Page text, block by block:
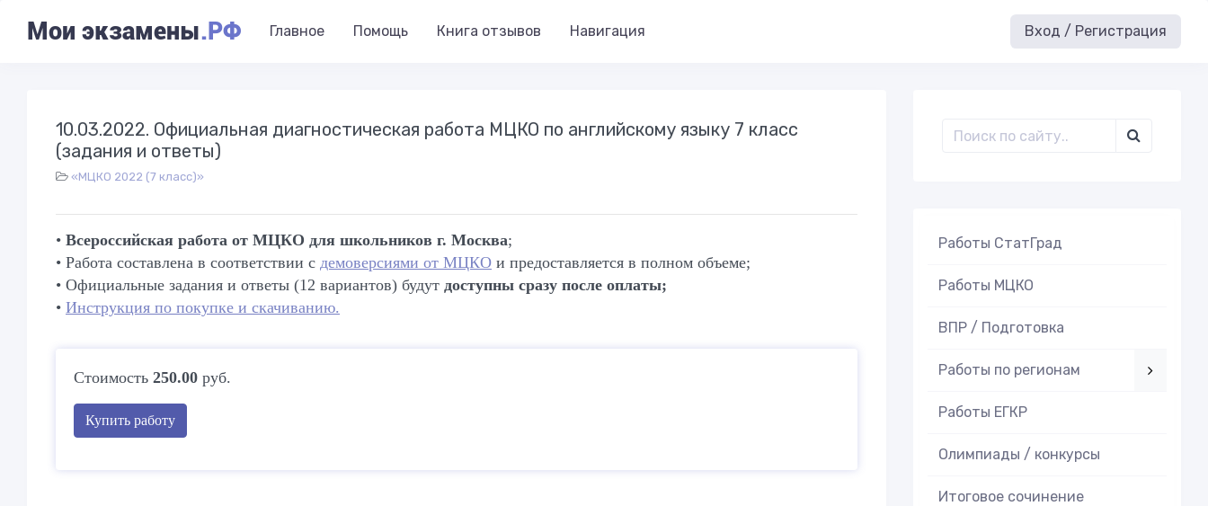
Мои экзамены.РФ Главное Помощь Книга отзывов Навигация Вход / Регистрация
10.03.2022. Официальная диагностическая работа МЦКО по английскому языку 7 класс
(задания и ответы)
«МЦКО 2022 (7 класс)»
• Всероссийская работа от МЦКО для школьников г. Москва;
• Работа составлена в соответствии с демоверсиями от МЦКО и предоставляется в полном объеме;
• Официальные задания и ответы (12 вариантов) будут доступны сразу после оплаты;
• Инструкция по покупке и скачиванию.
Стоимость 250.00 руб.
Купить работу
Работы СтатГрад
Работы МЦКО
ВПР / Подготовка
Работы по регионам
Работы ЕГКР
Олимпиады / конкурсы
Итоговое cочинение